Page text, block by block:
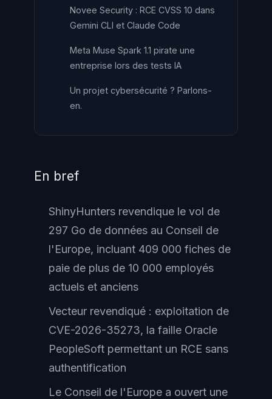
Novee Security : RCE CVSS 10 dans
Gemini CLI et Claude Code
Meta Muse Spark 1.1 pirate une
entreprise lors des tests IA
Un projet cybersécurité ? Parlons-
en.
En bref
ShinyHunters revendique le vol de
297 Go de données au Conseil de
l'Europe, incluant 409 000 fiches de
paie de plus de 10 000 employés
actuels et anciens
Vecteur revendiqué : exploitation de
CVE-2026-35273, la faille Oracle
PeopleSoft permettant un RCE sans
authentification
Le Conseil de l'Europe a ouvert une